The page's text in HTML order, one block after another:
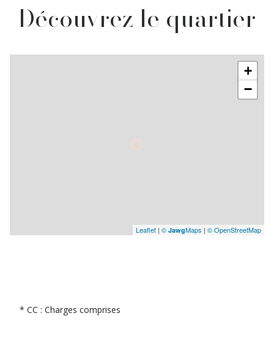
Découvrez le quartier
+
−
Leaflet | © JawgMaps | © OpenStreetMap
* CC : Charges comprises